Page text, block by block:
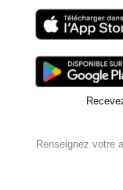
Renseignez votre